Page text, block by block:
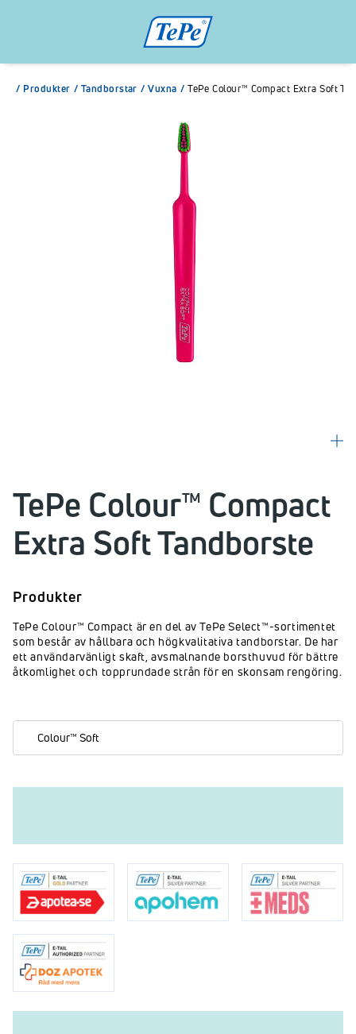
/ Produkter / Tandborstar / Vuxna / TePe Colour™ Compact Extra Soft
TePe Colour™ Compact
Extra Soft Tandborste
Produkter
TePe Colour™ Compact är en del av TePe Select™-sortimentet
som består av hållbara och högkvalitativa tandborstar. De har
ett användarvänligt skaft, avsmalnande borsthuvud för bättre
åtkomlighet och topprundade strån för en skonsam rengöring.
Colour™ Soft